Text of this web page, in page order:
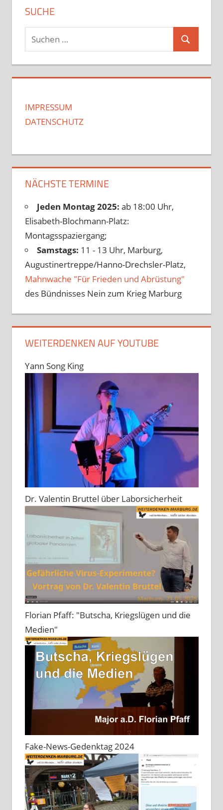
SUCHE
Suchen
nach:
Suchen
IMPRESSUM
DATENSCHUTZ
NÄCHSTE TERMINE
Jeden Montag 2025: ab 18:00 Uhr,
Elisabeth-Blochmann-Platz:
Montagsspaziergang;
Samstags: 11 - 13 Uhr, Marburg,
Augustinertreppe/Hanno-Drechsler-Platz,
Mahnwache "Für Frieden und Abrüstung"
des Bündnisses Nein zum Krieg Marburg
WEITERDENKEN AUF YOUTUBE
Yann Song King
Dr. Valentin Bruttel über Laborsicherheit
Florian Pfaff: "Butscha, Kriegslügen und die
Medien"
Fake-News-Gedenktag 2024